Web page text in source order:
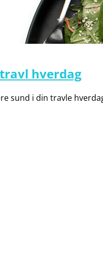
hverdag
sund i din travle